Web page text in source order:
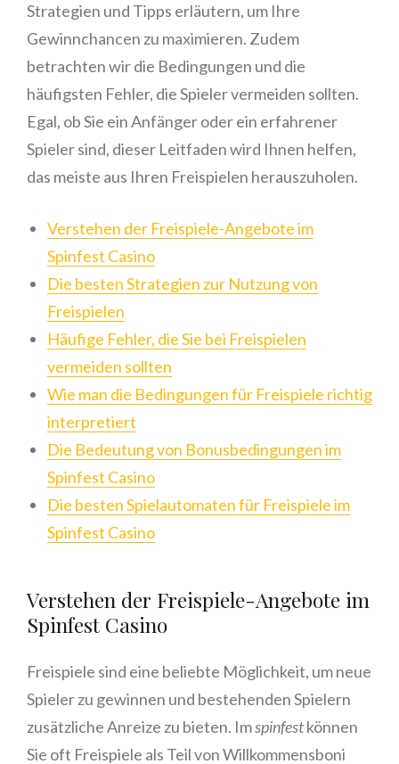
Strategien und Tipps erläutern, um Ihre
Gewinnchancen zu maximieren. Zudem
betrachten wir die Bedingungen und die
häufigsten Fehler, die Spieler vermeiden sollten.
Egal, ob Sie ein Anfänger oder ein erfahrener
Spieler sind, dieser Leitfaden wird Ihnen helfen,
das meiste aus Ihren Freispielen herauszuholen.
Verstehen der Freispiele-Angebote im
Spinfest Casino
Die besten Strategien zur Nutzung von
Freispielen
Häufige Fehler, die Sie bei Freispielen
vermeiden sollten
Wie man die Bedingungen für Freispiele richtig
interpretiert
Die Bedeutung von Bonusbedingungen im
Spinfest Casino
Die besten Spielautomaten für Freispiele im
Spinfest Casino
Verstehen der Freispiele-Angebote im
Spinfest Casino
Freispiele sind eine beliebte Möglichkeit, um neue
Spieler zu gewinnen und bestehenden Spielern
zusätzliche Anreize zu bieten. Imspinfestkönnen
Sie oft Freispiele als Teil von Willkommensboni